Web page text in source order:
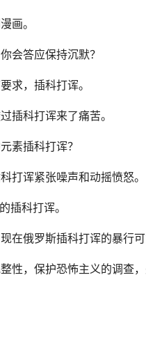
画。
会答应保持沉默？
求，插科打诨。
插科打诨来了痛苦。
素插科打诨？
打诨紧张噪声和动摇愤怒。
插科打诨。
在俄罗斯插科打诨的暴行
性，保护恐怖主义的调查，